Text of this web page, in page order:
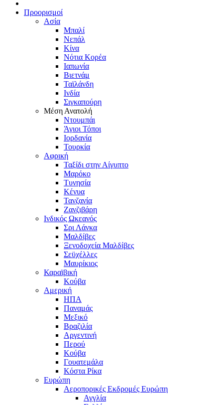
Προορισμοί
Ασία
Μπαλί
Νεπάλ
Κίνα
Νότια Κορέα
Ιαπωνία
Βιετνάμ
Ταϊλάνδη
Ινδία
Σιγκαπούρη
Μέση Ανατολή
Ντουμπάι
Άγιοι Τόποι
Ιορδανία
Τουρκία
Αφρική
Ταξίδι στην Αίγυπτο
Μαρόκο
Τυνησία
Κένυα
Τανζανία
Ζανζιβάρη
Ινδικός Ωκεανός
Σρι Λάνκα
Μαλδίβες
Ξενοδοχεία Μαλδίβες
Σεϋχέλλες
Μαυρίκιος
Καραϊβική
Κούβα
Αμερική
ΗΠΑ
Παναμάς
Μεξικό
Βραζιλία
Αργεντινή
Περού
Κούβα
Γουατεμάλα
Κόστα Ρίκα
Ευρώπη
Αεροπορικές Εκδρομές Ευρώπη
Αγγλία